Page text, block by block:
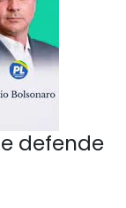
defende